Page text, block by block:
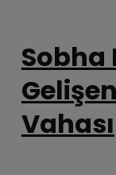
Sobha
Vahası